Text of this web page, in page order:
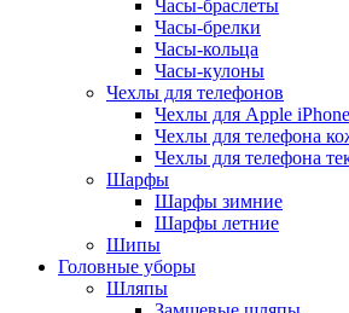
Часы-браслеты
Часы-брелки
Часы-кольца
Часы-кулоны
Чехлы для телефонов
Чехлы для Apple iPhone
Чехлы для телефона
Чехлы для телефона
Шарфы
Шарфы зимние
Шарфы летние
Шипы
Головные уборы
Шляпы